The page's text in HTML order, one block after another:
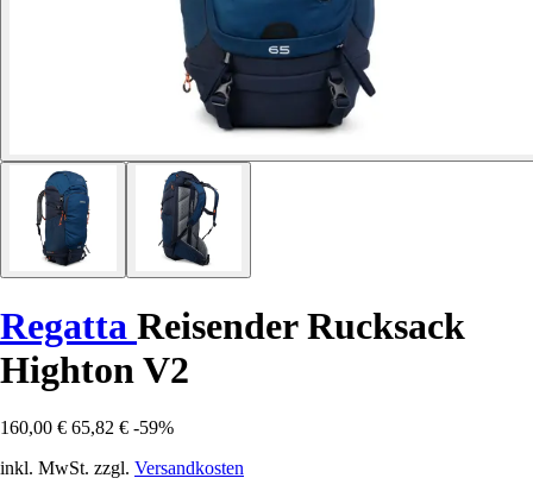
Regatta Reisender Rucksack
Highton V2
160,00 € 65,82 € -59%
inkl. MwSt. zzgl. Versandkosten